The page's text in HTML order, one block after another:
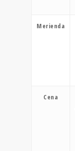
Merienda
Cena